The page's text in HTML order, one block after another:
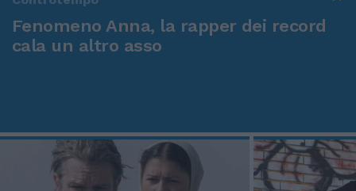
Fenomeno Anna, la rapper dei record
cala un altro asso